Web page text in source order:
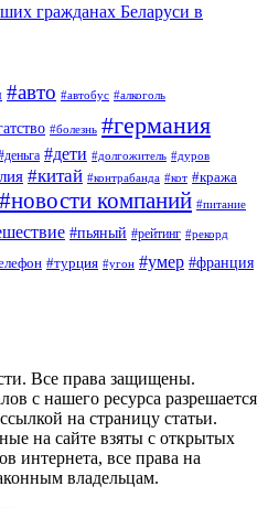
гражданах Беларуси в
#авто #автобус #алкоголь
#болезнь #германия
#дети #долгожитель #дуров
#китай #контрабанда #кот #кража
#новости компаний #питание
#пьяный #рейтинг #рекорд
#турция #угон #умер #франция
Все права защищены.
с нашего ресурса разрешается
на страницу статьи.
на сайте взяты с открытых
интернета, все права на
владельцам.